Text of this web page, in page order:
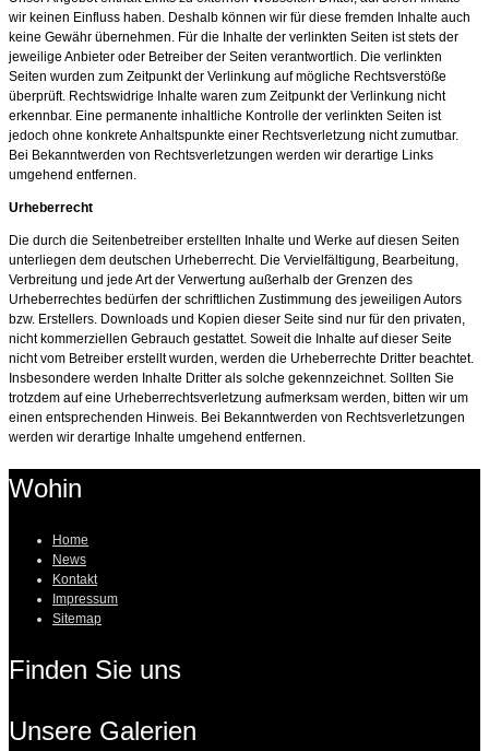
wir keinen Einfluss haben. Deshalb können wir für diese fremden Inhalte auch
keine Gewähr übernehmen. Für die Inhalte der verlinkten Seiten ist stets der
jeweilige Anbieter oder Betreiber der Seiten verantwortlich. Die verlinkten
Seiten wurden zum Zeitpunkt der Verlinkung auf mögliche Rechtsverstöße
überprüft. Rechtswidrige Inhalte waren zum Zeitpunkt der Verlinkung nicht
erkennbar. Eine permanente inhaltliche Kontrolle der verlinkten Seiten ist
jedoch ohne konkrete Anhaltspunkte einer Rechtsverletzung nicht zumutbar.
Bei Bekanntwerden von Rechtsverletzungen werden wir derartige Links
umgehend entfernen.
Urheberrecht
Die durch die Seitenbetreiber erstellten Inhalte und Werke auf diesen Seiten
unterliegen dem deutschen Urheberrecht. Die Vervielfältigung, Bearbeitung,
Verbreitung und jede Art der Verwertung außerhalb der Grenzen des
Urheberrechtes bedürfen der schriftlichen Zustimmung des jeweiligen Autors
bzw. Erstellers. Downloads und Kopien dieser Seite sind nur für den privaten,
nicht kommerziellen Gebrauch gestattet. Soweit die Inhalte auf dieser Seite
nicht vom Betreiber erstellt wurden, werden die Urheberrechte Dritter beachtet.
Insbesondere werden Inhalte Dritter als solche gekennzeichnet. Sollten Sie
trotzdem auf eine Urheberrechtsverletzung aufmerksam werden, bitten wir um
einen entsprechenden Hinweis. Bei Bekanntwerden von Rechtsverletzungen
werden wir derartige Inhalte umgehend entfernen.
Wohin
Home
News
Kontakt
Impressum
Sitemap
Finden Sie uns
Unsere Galerien